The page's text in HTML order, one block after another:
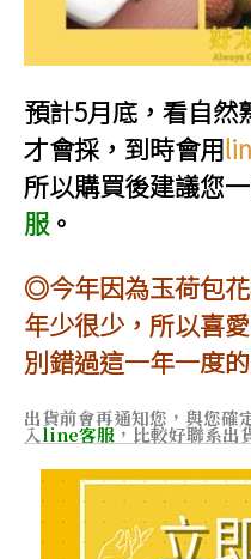
預計5月底，看自然
才會採，到時會用
所以購買後建議您
服 。
◎今年因為玉荷包
年少很少，所以喜
別錯過這一年一度
出貨前會再通知您，與您確
入line客服，比較好聯系出